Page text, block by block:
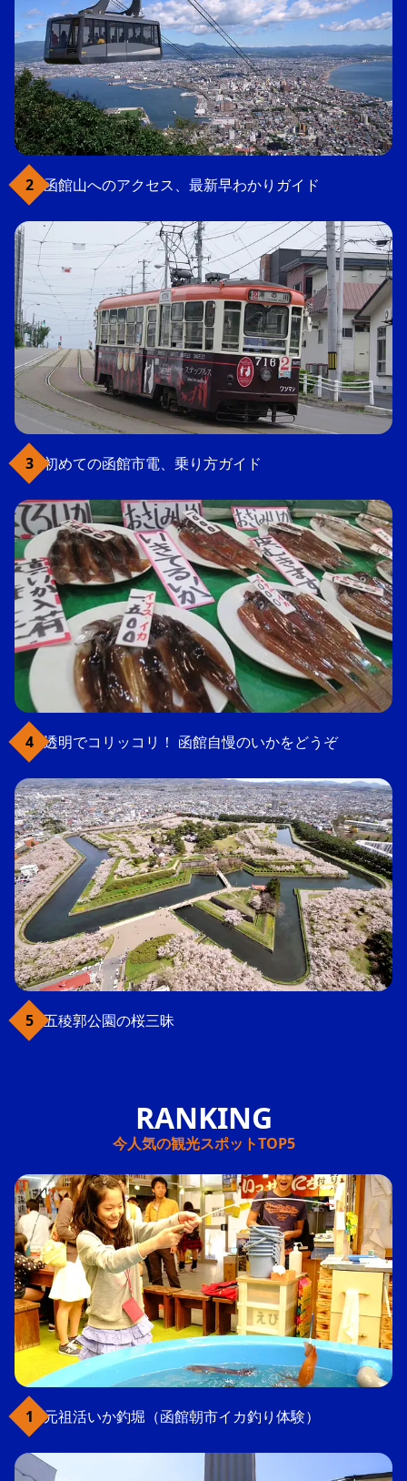
函館山へのアクセス、最新早わかりガイド
初めての函館市電、乗り方ガイド
透明でコリッコリ！ 函館自慢のいかをどうぞ
五稜郭公園の桜三昧
今人気の観光スポットTOP5
元祖活いか釣堀（函館朝市イカ釣り体験）